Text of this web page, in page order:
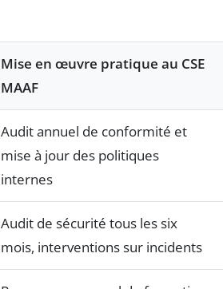
Mise en œuvre pratique au CSE
MAAF
Audit annuel de conformité et
mise à jour des politiques
internes
Audit de sécurité tous les six
mois, interventions sur incidents